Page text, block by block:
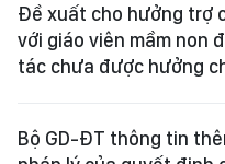
Đề xuất cho hưởng trợ
với giáo viên mầm non
tác chưa được hưởng
Bộ GD-ĐT thông tin